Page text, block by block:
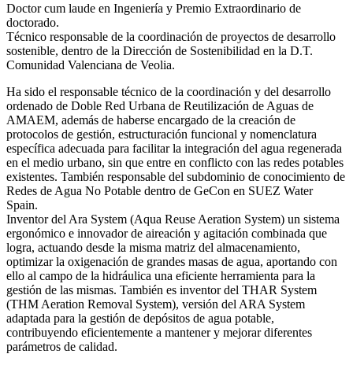
Doctor cum laude en Ingeniería y Premio Extraordinario de
doctorado.
Técnico responsable de la coordinación de proyectos de desarrollo
sostenible, dentro de la Dirección de Sostenibilidad en la D.T.
Comunidad Valenciana de Veolia.
Ha sido el responsable técnico de la coordinación y del desarrollo
ordenado de Doble Red Urbana de Reutilización de Aguas de
AMAEM, además de haberse encargado de la creación de
protocolos de gestión, estructuración funcional y nomenclatura
específica adecuada para facilitar la integración del agua regenerada
en el medio urbano, sin que entre en conflicto con las redes potables
existentes. También responsable del subdominio de conocimiento de
Redes de Agua No Potable dentro de GeCon en SUEZ Water
Spain.
Inventor del Ara System (Aqua Reuse Aeration System) un sistema
ergonómico e innovador de aireación y agitación combinada que
logra, actuando desde la misma matriz del almacenamiento,
optimizar la oxigenación de grandes masas de agua, aportando con
ello al campo de la hidráulica una eficiente herramienta para la
gestión de las mismas. También es inventor del THAR System
(THM Aeration Removal System), versión del ARA System
adaptada para la gestión de depósitos de agua potable,
contribuyendo eficientemente a mantener y mejorar diferentes
parámetros de calidad.